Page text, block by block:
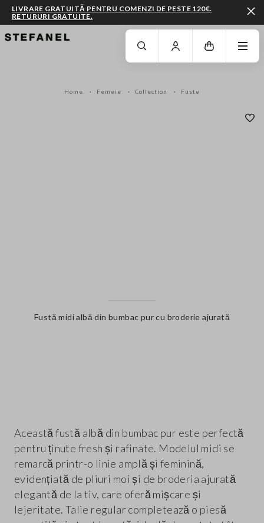
MERGI LA CONȚINUTUL PRINCIPALDERULEAZĂ ÎN JOS
LIVRARE GRATUITĂ PENTRU COMENZI DE PESTE 120€.
RETURURI GRATUITE.
Home Femeie Collection Fuste
Fustă midi albă din bumbac pur cu broderie ajurată
Această fustă albă din bumbac pur este perfectă
pentru ținute fresh și rafinate. Modelul midi se
remarcă printr-o linie amplă și feminină,
evidențiată de pliuri moi și de broderia ajurată
elegantă de la tiv, care oferă mișcare și
lejeritate. Talie regular completează o piesă